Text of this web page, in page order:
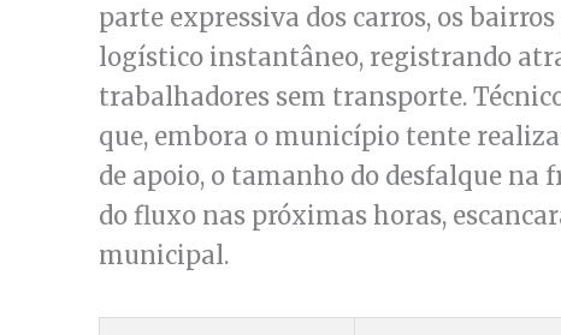
parte expressiva dos carros, os
logístico instantâneo, registrando
trabalhadores sem transporte.
que, embora o município tente
de apoio, o tamanho do desfalque
do fluxo nas próximas horas,
municipal.